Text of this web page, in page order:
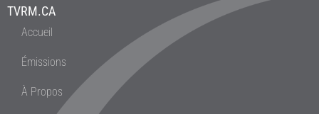
TVRM.CA
Accueil
Émissions
À Propos